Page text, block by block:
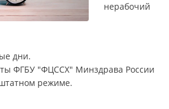
нерабочий
дни.
ФГБУ "ФЦССХ" Минздрава России
режиме.